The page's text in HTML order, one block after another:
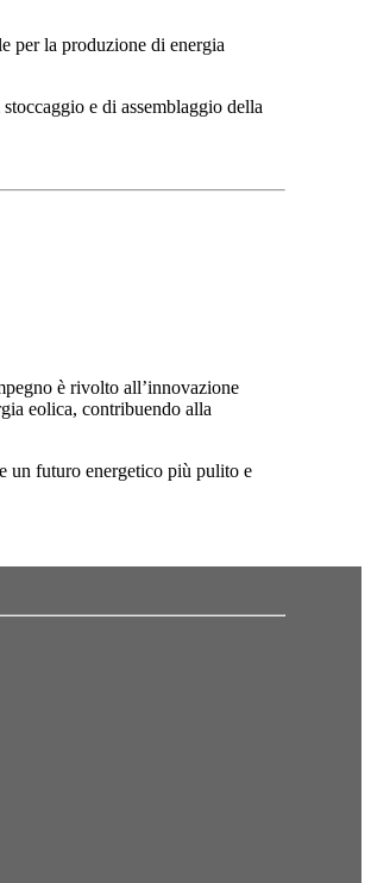
per la produzione di energia
e di assemblaggio della
è rivolto all’innovazione
eolica, contribuendo alla
un futuro energetico più pulito e